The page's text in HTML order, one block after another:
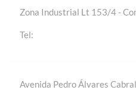
Zona Industrial Lt 153/4 -
Tel:
Avenida Pedro Álvares